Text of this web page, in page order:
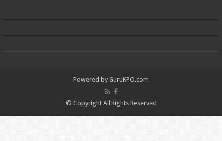
Powered by GuruKPO.com
© Copyright All Rights Reserved